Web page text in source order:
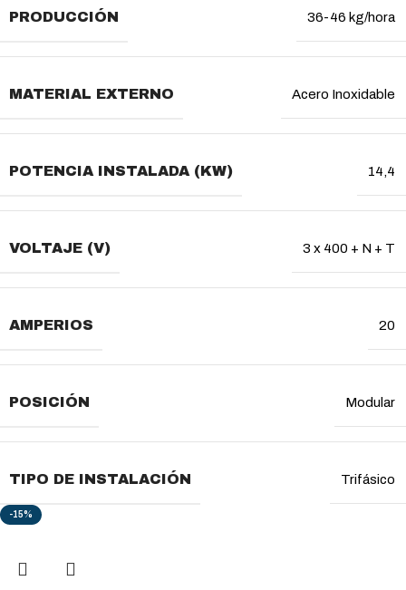
PRODUCCIÓN 36-46 kg/hora
MATERIAL EXTERNO Acero Inoxidable
POTENCIA INSTALADA (KW) 14,4
VOLTAJE (V) 3 x 400 + N + T
AMPERIOS 20
POSICIÓN Modular
TIPO DE INSTALACIÓN Trifásico
-15%